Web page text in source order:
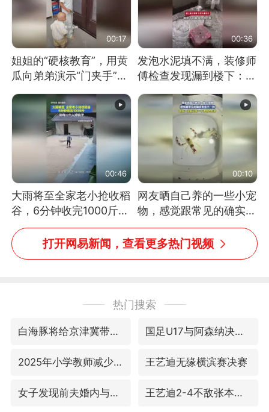
00:17
姐姐的“硬核教育”，用黄
瓜向弟弟演示“门夹手”，
教！
00:36
发泡水泥填不满，装修师
傅检查发现漏到楼下：出
00:46
大雨将至全家老小抢收稻
谷，6分钟收完1000斤，
没有一个人掉链子
00:10
网友晒自己养的一些小宠
物，感觉跟常见的确实有
些不一样
打开网易新闻，查看更多热门视频
热门搜索
白海豚将给京津冀带来大暴雨 国足U17与阿森纳决赛取消 并列冠军
2025年小学教师减少13.19万 王艺迪无缘横滨赛决赛
女子发现前夫婚内与第三者育子 王艺迪2-4不敌张本美和止步4强